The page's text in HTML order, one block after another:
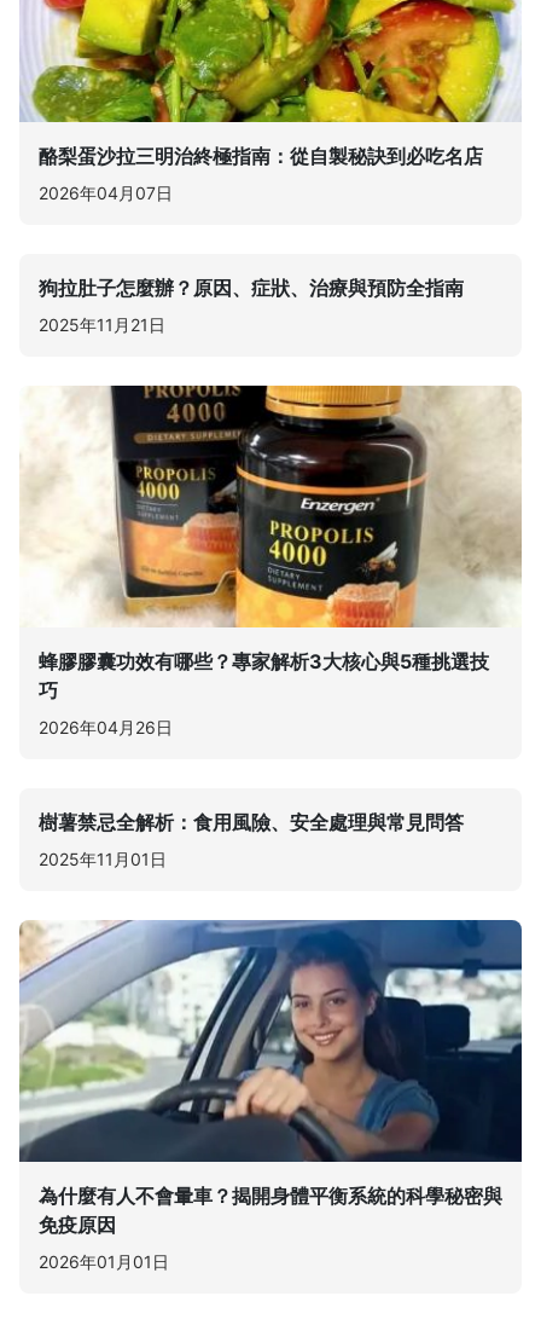
酪梨蛋沙拉三明治終極指南：從自製秘訣到必吃名店
2026年04月07日
狗拉肚子怎麼辦？原因、症狀、治療與預防全指南
2025年11月21日
蜂膠膠囊功效有哪些？專家解析3大核心與5種挑選技
巧
2026年04月26日
樹薯禁忌全解析：食用風險、安全處理與常見問答
2025年11月01日
為什麼有人不會暈車？揭開身體平衡系統的科學秘密與
免疫原因
2026年01月01日